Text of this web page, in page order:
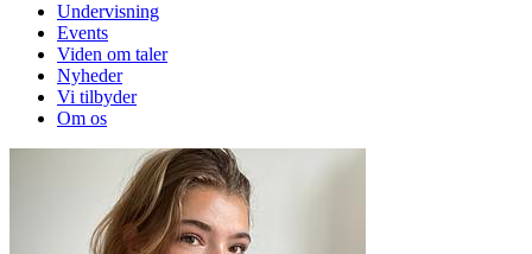
Undervisning
Events
Viden om taler
Nyheder
Vi tilbyder
Om os